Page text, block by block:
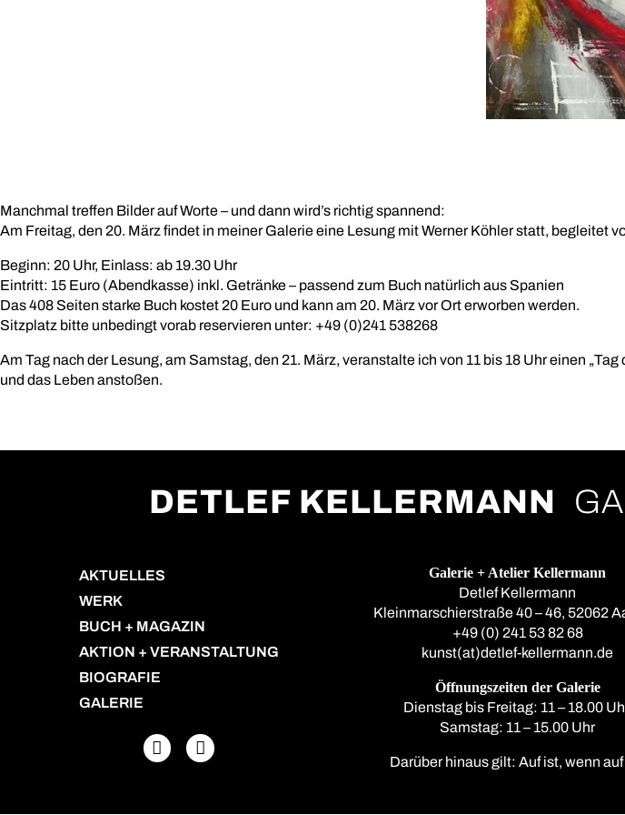
Manchmal treffen Bilder auf Worte – und dann wird’s richtig spannend:
Am Freitag, den 20. März findet in meiner Galerie eine Lesung mit Werner Köhler statt, begleitet
Beginn: 20 Uhr, Einlass: ab 19.30 Uhr
Eintritt: 15 Euro (Abendkasse) inkl. Getränke – passend zum Buch natürlich aus Spanien
Das 408 Seiten starke Buch kostet 20 Euro und kann am 20. März vor Ort erworben werden.
Sitzplatz bitte unbedingt vorab reservieren unter: +49 (0)241 538268
Am Tag nach der Lesung, am Samstag, den 21. März, veranstalte ich von 11 bis 18 Uhr einen
und das Leben anstoßen.
DETLEF KELLERMANN
AKTUELLES
WERK
BUCH + MAGAZIN
AKTION + VERANSTALTUNG
BIOGRAFIE
GALERIE
Galerie + Atelier Kellermann
Detlef Kellermann
Kleinmarschierstraße 40 – 46, 52062
+49 (0) 241 53 82 68
kunst(at)detlef-kellermann.de
Öffnungszeiten der Galerie
Dienstag bis Freitag: 11 – 18.00
Samstag: 11 – 15.00 Uhr
Darüber hinaus gilt: Auf ist, wenn auf